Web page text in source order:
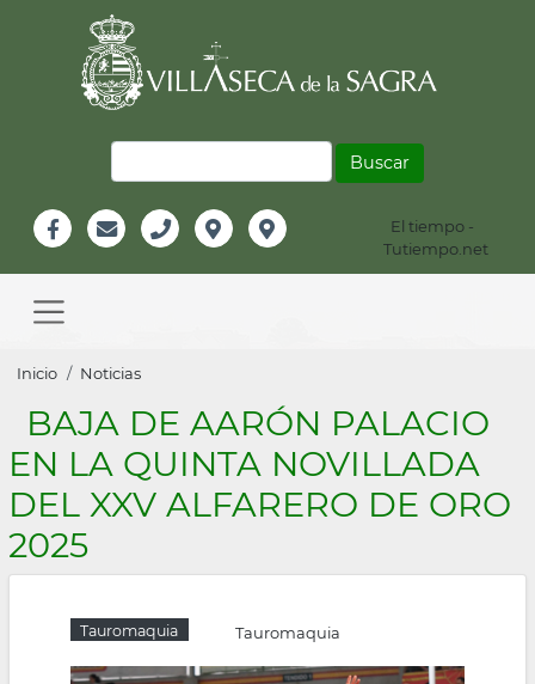
Información
Header
El tiempo -
Tutiempo.net
navigation
Sobrescribir
enlaces
de
ayuda
a
la
navegación
Inicio Noticias
BAJA DE AARÓN PALACIO
EN LA QUINTA NOVILLADA
DEL XXV ALFARERO DE ORO
2025
Tauromaquia Tauromaquia